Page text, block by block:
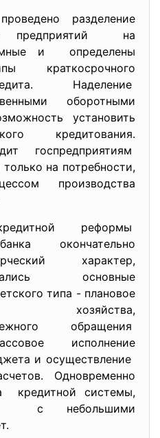
разделение
предприятий на
и определены
краткосрочного
Наделение
оборотными
установить
кредитования.
госпредприятиям
на потребности,
производства
реформы
окончательно
характер,
основные
типа - плановое
хозяйства,
обращения
исполнение
и осуществление
Одновременно
кредитной системы,
с небольшими